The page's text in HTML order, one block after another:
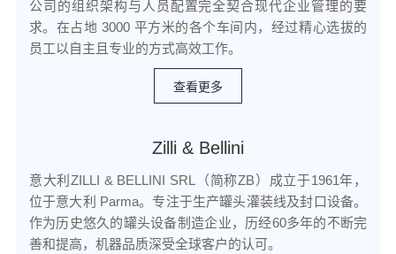
公司的组织架构与人员配置完全契合现代企业管理的要
求。在占地 3000 平方米的各个车间内，经过精心选拔的
员工以自主且专业的方式高效工作。
查看更多
Zilli & Bellini
意大利ZILLI & BELLINI SRL（简称ZB）成立于1961年，
位于意大利 Parma。专注于生产罐头灌装线及封口设备。
作为历史悠久的罐头设备制造企业，历经60多年的不断完
善和提高，机器品质深受全球客户的认可。